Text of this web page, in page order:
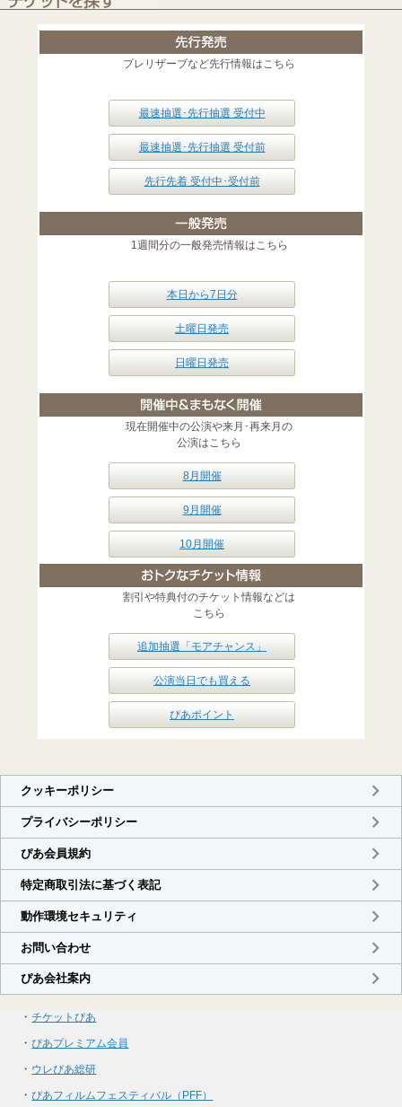
プレリザーブなど先行情報はこちら
最速抽選･先行抽選 受付中
最速抽選･先行抽選 受付前
先行先着 受付中･受付前
1週間分の一般発売情報はこちら
本日から7日分
土曜日発売
日曜日発売
現在開催中の公演や来月･再来月の
公演はこちら
8月開催
9月開催
10月開催
割引や特典付のチケット情報などは
こちら
追加抽選「モアチャンス」
公演当日でも買える
ぴあポイント
・チケットぴあ
・ぴあプレミアム会員
・ ウレぴあ総研
・ぴあフィルムフェスティバル（PFF）